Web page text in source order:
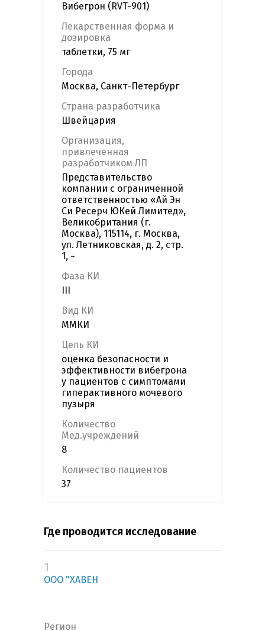
Вибегрон (RVT-901)
Лекарственная форма и
дозировка
таблетки, 75 мг
Города
Москва, Санкт-Петербург
Страна разработчика
Швейцария
Организация,
привлеченная
разработчиком ЛП
Представительство
компании с ограниченной
ответственностью «Ай Эн
Си Ресерч ЮКей Лимитед»,
Великобритания (г.
Москва), 115114, г. Москва,
ул. Летниковская, д. 2, стр.
1, ~
Фаза КИ
Вид КИ
ММКИ
Цель КИ
оценка безопасности и
эффективности вибегрона
у пациентов с симптомами
гиперактивного мочевого
пузыря
Количество
Мед.учреждений
8
Количество пациентов
37
Где проводится исследование
1
ООО "ХАВЕН
Регион